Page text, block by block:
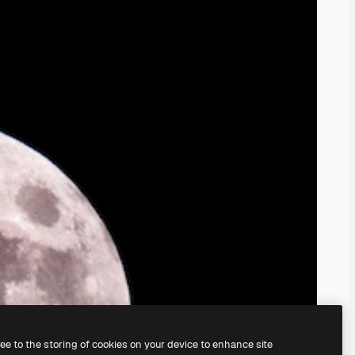
to the storing of cookies on your device to enhance site